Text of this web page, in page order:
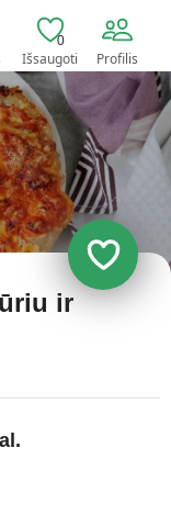
0
Išsaugoti Profilis
ir